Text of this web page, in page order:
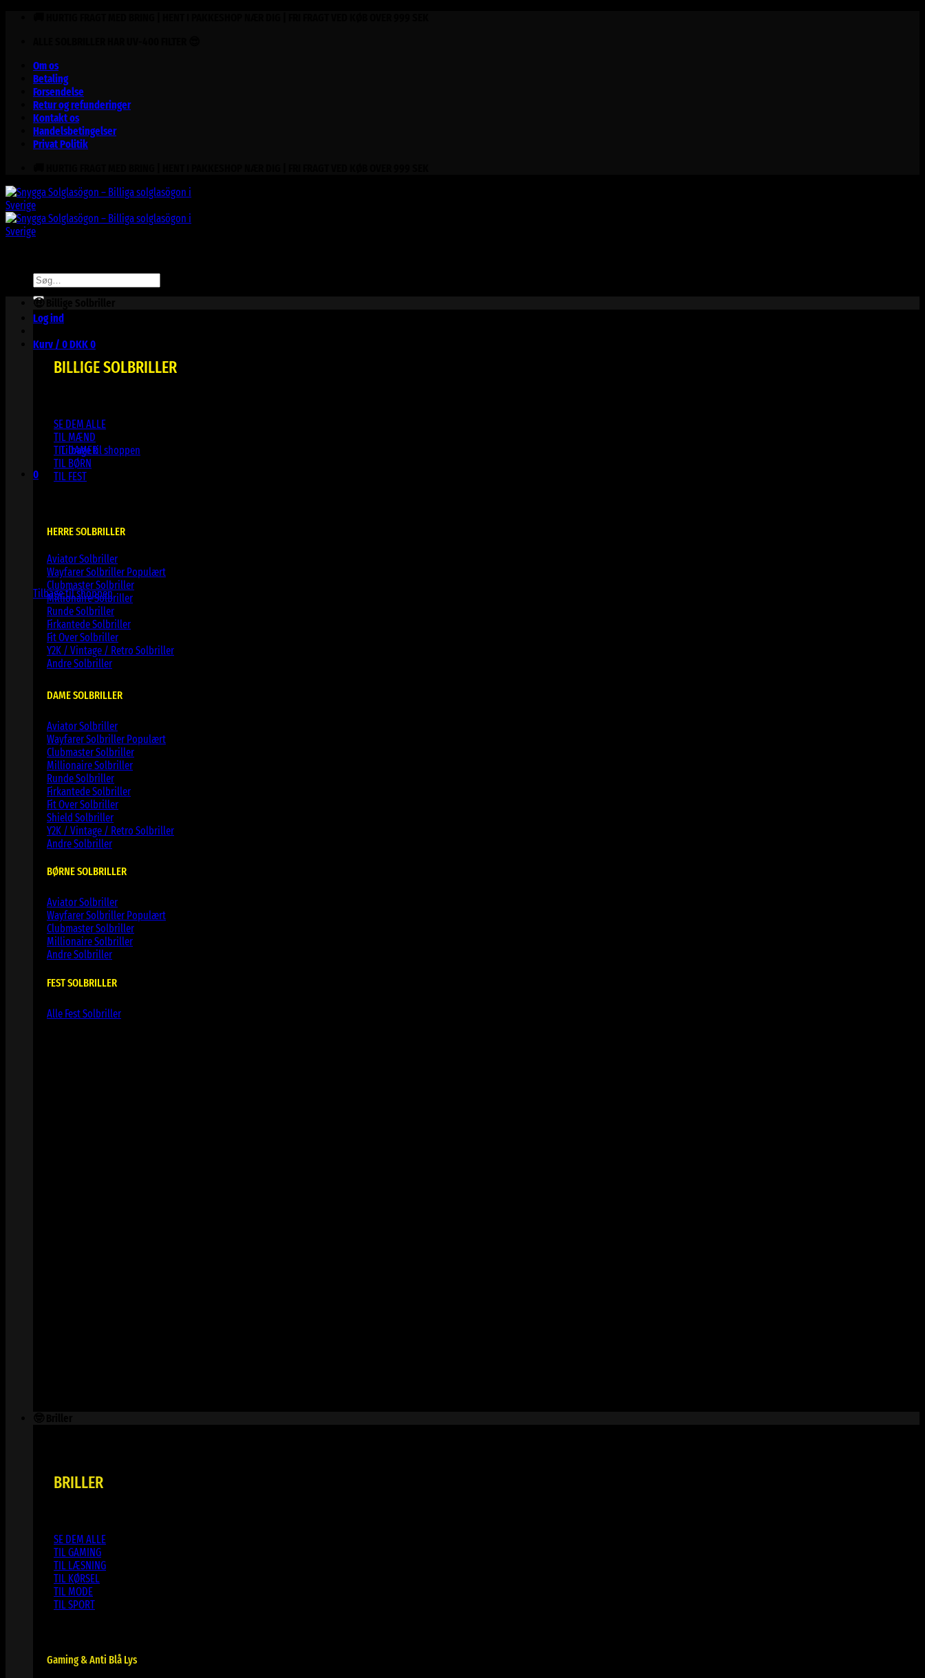
Om os
Betaling
Forsendelse
Retur og refunderinger
Kontakt os
Handelsbetingelser
Privat Politik
Søg
efter:
Log ind
Kurv / 0DKK0
Ingen varer i kurven.
Tilbage til shoppen
0
Ingen varer i kurven.
Tilbage til shoppen
🤑 Billige Solbriller
BILLIGE SOLBRILLER
SE DEM ALLE
TIL MÆND
TIL DAMER
TIL BØRN
TIL FEST
HERRE SOLBRILLER
Aviator Solbriller
Wayfarer Solbriller
Clubmaster Solbriller
Millionaire Solbriller
Runde Solbriller
Firkantede Solbriller
Fit Over Solbriller
Y2K / Vintage / Retro Solbriller
Andre Solbriller
DAME SOLBRILLER
Aviator Solbriller
Wayfarer Solbriller
Clubmaster Solbriller
Millionaire Solbriller
Runde Solbriller
Firkantede Solbriller
Fit Over Solbriller
Shield Solbriller
Y2K / Vintage / Retro Solbriller
Andre Solbriller
BØRNE SOLBRILLER
Aviator Solbriller
Wayfarer Solbriller
Clubmaster Solbriller
Millionaire Solbriller
Andre Solbriller
FEST SOLBRILLER
Alle Fest Solbriller
BRILLER
SE DEM ALLE
TIL GAMING
TIL LÆSNING
TIL KØRSEL
TIL MODE
TIL SPORT
Gaming & Anti Blå Lys